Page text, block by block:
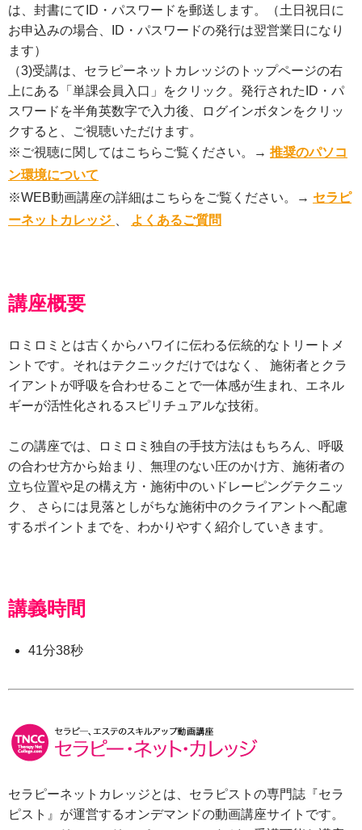
は、封書にてID・パスワードを郵送します。（土日祝日に
お申込みの場合、ID・パスワードの発行は翌営業日になり
ます）
（3)受講は、セラピーネットカレッジのトップページの右
上にある「単課会員入口」をクリック。発行されたID・パ
スワードを半角英数字で入力後、ログインボタンをクリッ
クすると、ご視聴いただけます。
※ご視聴に関してはこちらご覧ください。→ 推奨のパソコ
ン環境について
※WEB動画講座の詳細はこちらをご覧ください。→ セラピ
ーネットカレッジ
よくあるご質問
講座概要
ロミロミとは古くからハワイに伝わる伝統的なトリートメ
ントです。それはテクニックだけではなく、 施術者とクラ
イアントが呼吸を合わせることで一体感が生まれ、エネル
ギーが活性化されるスピリチュアルな技術。
この講座では、ロミロミ独自の手技方法はもちろん、呼吸
の合わせ方から始まり、無理のない圧のかけ方、施術者の
立ち位置や足の構え方・施術中のいドレーピングテクニッ
ク、 さらには見落としがちな施術中のクライアントへ配慮
するポイントまでを、わかりやすく紹介していきます。
講義時間
41分38秒
セラピーネットカレッジとは、セラピストの専門誌『セラ
ピスト』が運営するオンデマンドの動画講座サイトです。